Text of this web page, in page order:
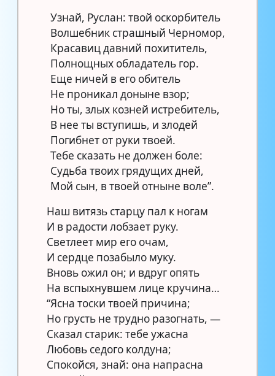
Узнай, Руслан: твой оскорбитель
Волшебник страшный Черномор,
Красавиц давний похититель,
Полнощных обладатель гор.
Еще ничей в его обитель
Не проникал доныне взор;
Но ты, злых козней истребитель,
В нее ты вступишь, и злодей
Погибнет от руки твоей.
Тебе сказать не должен боле:
Судьба твоих грядущих дней,
Мой сын, в твоей отныне воле”.
Наш витязь старцу пал к ногам
И в радости лобзает руку.
Светлеет мир его очам,
И сердце позабыло муку.
Вновь ожил он; и вдруг опять
На вспыхнувшем лице кручина…
“Ясна тоски твоей причина;
Но грусть не трудно разогнать, —
Сказал старик: тебе ужасна
Любовь седого колдуна;
Спокойся, знай: она напрасна